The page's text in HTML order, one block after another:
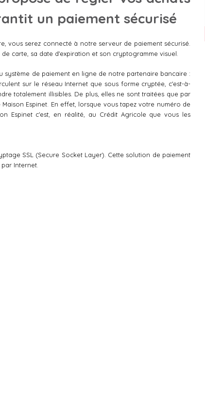
un paiement sécurisé
vous serez connecté à notre serveur de paiement sécurisé.
carte, sa date d'expiration et son cryptogramme visuel.
système de paiement en ligne de notre partenaire bancaire :
sur le réseau Internet que sous forme cryptée, c'est-à-
totalement illisibles. De plus, elles ne sont traitées que par
Espinet. En effet, lorsque vous tapez votre numéro de
Espinet c'est, en réalité, au Crédit Agricole que vous les
SSL (Secure Socket Layer). Cette solution de paiement
Internet.